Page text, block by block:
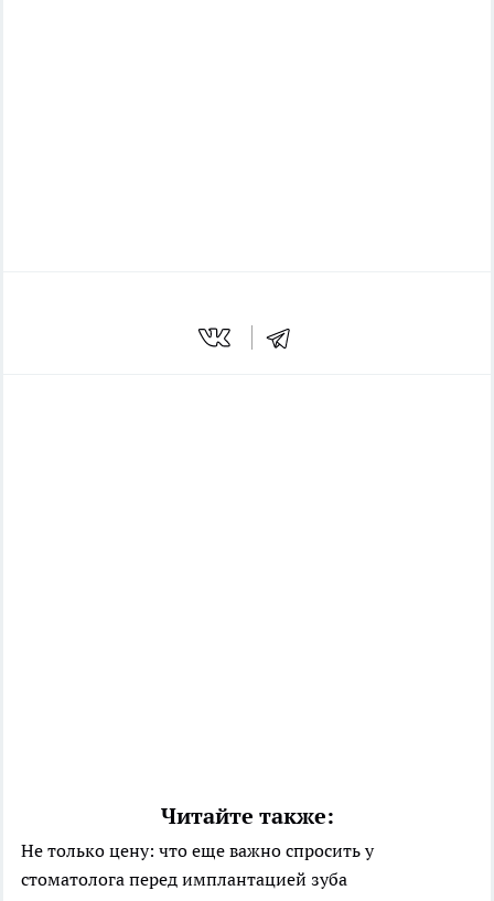
Читайте также:
Не только цену: что еще важно спросить у
стоматолога перед имплантацией зуба